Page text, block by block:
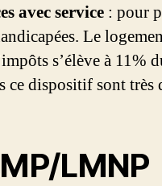
avec service : pour
Le
s’élève à
ce dispositif sont très
LMNP